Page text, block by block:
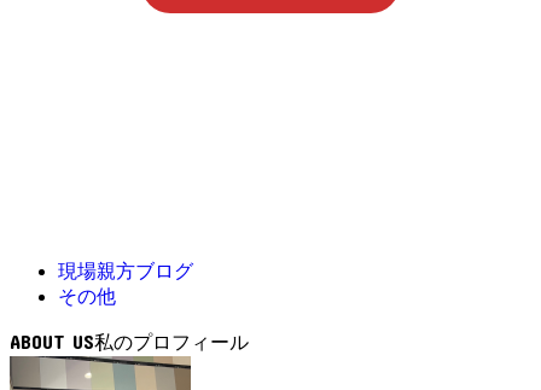
現場親方ブログ
その他
ABOUT US